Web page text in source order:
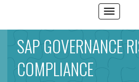
SAP GOVERNANCE
COMPLIANCE